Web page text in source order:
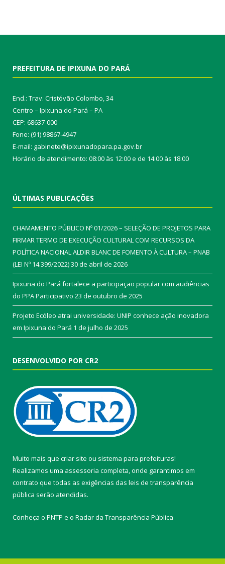
PREFEITURA DE IPIXUNA DO PARÁ
End.: Trav. Cristóvão Colombo, 34
Centro – Ipixuna do Pará – PA
CEP: 68637-000
Fone: (91) 98867-4947
E-mail: gabinete@ipixunadopara.pa.gov.br
Horário de atendimento: 08:00 às 12:00 e de 14:00 às 18:00
ÚLTIMAS PUBLICAÇÕES
CHAMAMENTO PÚBLICO Nº 01/2026 – SELEÇÃO DE PROJETOS PARA
FIRMAR TERMO DE EXECUÇÃO CULTURAL COM RECURSOS DA
POLÍTICA NACIONAL ALDIR BLANC DE FOMENTO À CULTURA – PNAB
(LEI Nº 14.399/2022)30 de abril de 2026
Ipixuna do Pará fortalece a participação popular com audiências
do PPA Participativo 23 de outubro de 2025
Projeto Ecóleo atrai universidade: UNIP conhece ação inovadora
em Ipixuna do Pará 1 de julho de 2025
DESENVOLVIDO POR CR2
Muito mais que criar site ou sistema para prefeituras!
Realizamos uma assessoria completa, onde garantimos em
contrato que todas as exigências das leis de transparência
pública serão atendidas.
Conheça o PNTP e o Radar da Transparência Pública